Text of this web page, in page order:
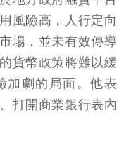
風險高，人行定向
場，並未有效傳導
貨幣政策將難以緩
加劇的局面。他表
打開商業銀行表內